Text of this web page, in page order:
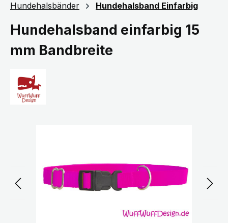
Hundehalsbänder Hundehalsband Einfarbig
Hundehalsband einfarbig 15
mm Bandbreite